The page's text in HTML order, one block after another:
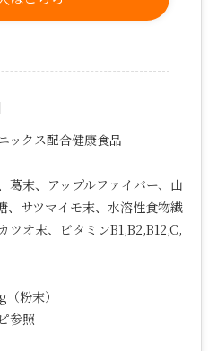
クス配合健康食品
葛末、アップルファイバー、山
、サツマイモ末、水溶性食物繊
ツオ末、ビタミンB1,B2,B12,C,
粉末）
参照